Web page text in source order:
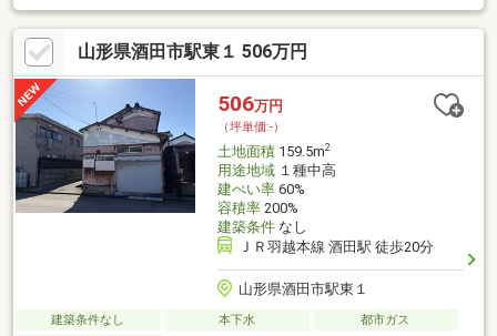
園・・・徒歩約7分寒河江市立寒河江小学校・・・徒歩約3分寒河
江市立陵東中学校・・・徒歩約30分マックスバリュ寒河江中央
店・・・徒歩約12分セブンイレブン寒河江市役所前店・・・徒歩
約7分ドラッグヤマザワ寒河江店・・・徒歩約7分寒河江郵便
局・・・徒歩約4分寒河江市立病院・・・徒歩約24分
山形県酒田市駅東１ 506万円
506万円
（坪単価:-）
土地面積159.5m2
用途地域１種中高
建ぺい率60%
容積率200%
建築条件なし
ＪＲ羽越本線 酒田駅 徒歩20分
山形県酒田市駅東１
建築条件なし 本下水
都市ガス